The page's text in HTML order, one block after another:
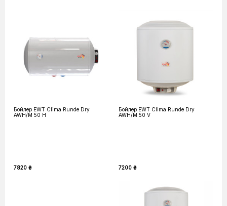
Бойлер EWT Clima Runde Dry
AWH/M 50 H
7820 ₴
Бойлер EWT Clima Runde Dry
AWH/M 50 V
7200 ₴